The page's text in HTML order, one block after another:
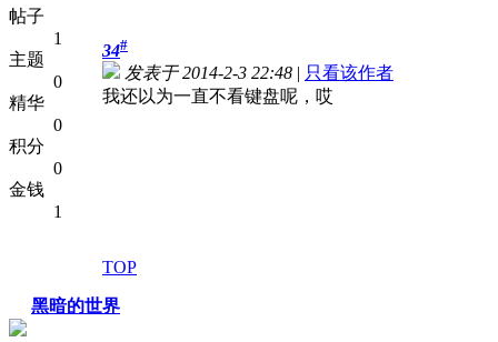
帖子
1
主题
0
精华
0
积分
0
金钱
1
34#
发表于 2014-2-3 22:48 | 只看该作者
我还以为一直不看键盘呢，哎
TOP
黑暗的世界